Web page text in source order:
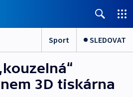
Sport SLEDOVAT
3D tiskárna